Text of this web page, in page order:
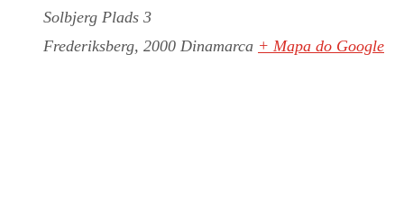
Solbjerg Plads 3
Frederiksberg, 2000 Dinamarca + Mapa do Google